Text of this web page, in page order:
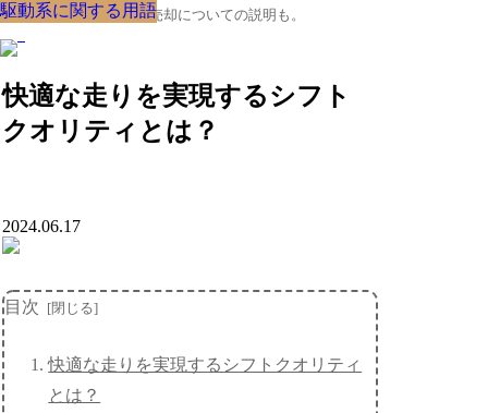
クルマの大辞典、購入･売却についての説明も。
快適な走りを実現するシフト
クオリティとは？
駆動系に関する用語
2024.06.17
目次
快適な走りを実現するシフトクオリティ
とは？
駆動系に関する用語
駆動系に関する用語
駆動系に関する用語
駆動系に関する用語
駆動系に関する用語
駆動系に関する用語
駆動系に関する用語
駆動系に関する用語